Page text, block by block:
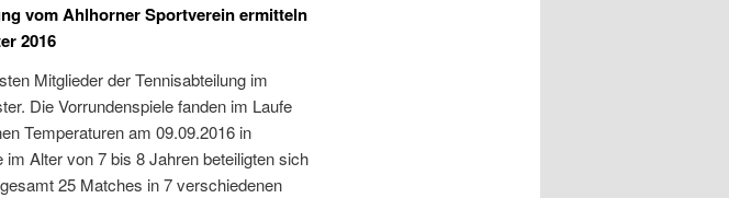
vom Ahlhorner Sportverein ermitteln
2016
Mitglieder der Tennisabteilung im
Die Vorrundenspiele fanden im Laufe
Temperaturen am 09.09.2016 in
Alter von 7 bis 8 Jahren beteiligten sich
25 Matches in 7 verschiedenen